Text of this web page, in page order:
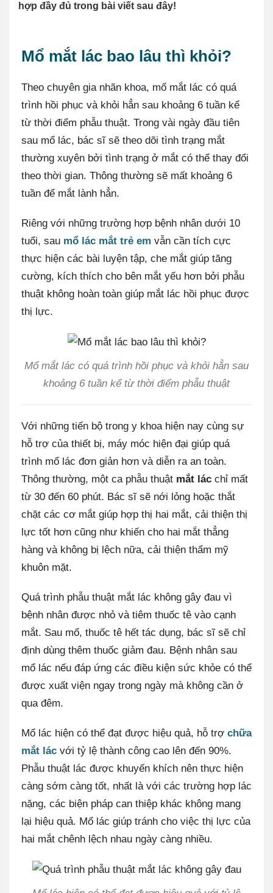
hợp đầy đủ trong bài viết sau đây!
Mổ mắt lác bao lâu thì khỏi?
Theo chuyên gia nhãn khoa, mổ mắt lác có quá
trình hồi phục và khỏi hẳn sau khoảng 6 tuần kể
từ thời điểm phẫu thuật. Trong vài ngày đầu tiên
sau mổ lác, bác sĩ sẽ theo dõi tình trạng mắt
thường xuyên bởi tình trạng ở mắt có thể thay đổi
theo thời gian. Thông thường sẽ mất khoảng 6
tuần để mắt lành hẳn.
Riêng với những trường hợp bệnh nhân dưới 10
tuổi, sau mổ lác mắt trẻ em vẫn cần tích cực
thực hiện các bài luyện tập, che mắt giúp tăng
cường, kích thích cho bên mắt yếu hơn bởi phẫu
thuật không hoàn toàn giúp mắt lác hồi phục được
thị lực.
Mổ mắt lác có quá trình hồi phục và khỏi hẳn sau
khoảng 6 tuần kể từ thời điểm phẫu thuật
Với những tiến bộ trong y khoa hiện nay cùng sự
hỗ trợ của thiết bị, máy móc hiện đại giúp quá
trình mổ lác đơn giản hơn và diễn ra an toàn.
Thông thường, một ca phẫu thuật mắt lác chỉ mất
từ 30 đến 60 phút. Bác sĩ sẽ nới lỏng hoặc thắt
chặt các cơ mắt giúp hợp thị hai mắt, cải thiện thị
lực tốt hơn cũng như khiến cho hai mắt thẳng
hàng và không bị lệch nữa, cải thiện thẩm mỹ
khuôn mặt.
Quá trình phẫu thuật mắt lác không gây đau vì
bệnh nhân được nhỏ và tiêm thuốc tê vào cạnh
mắt. Sau mổ, thuốc tê hết tác dụng, bác sĩ sẽ chỉ
định dùng thêm thuốc giảm đau. Bệnh nhân sau
mổ lác nếu đáp ứng các điều kiện sức khỏe có thể
được xuất viện ngay trong ngày mà không cần ở
qua đêm.
Mổ lác hiện có thể đạt được hiệu quả, hỗ trợ chữa
mắt lác với tỷ lệ thành công cao lên đến 90%.
Phẫu thuật lác được khuyến khích nên thực hiện
càng sớm càng tốt, nhất là với các trường hợp lác
nặng, các biện pháp can thiệp khác không mang
lại hiệu quả. Mổ lác giúp tránh cho việc thị lực của
hai mắt chênh lệch nhau ngày càng nhiều.